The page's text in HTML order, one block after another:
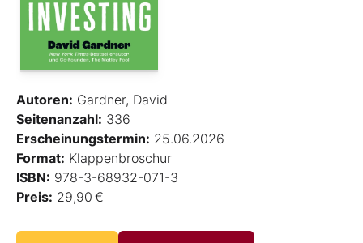
Autoren: Gardner, David
Seitenanzahl: 336
Erscheinungstermin: 25.06.2026
Format: Klappenbroschur
ISBN: 978-3-68932-071-3
Preis: 29,90 €